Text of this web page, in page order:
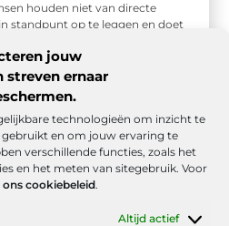
jouw
streven ernaar
technologieën om inzicht te
en om jouw ervaring te
verschillende functies, zoals het
en het meten van sitegebruik. Voor
ons cookiebeleid.
Altijd actief
houden niet van directe
standpunt op te leggen en doet